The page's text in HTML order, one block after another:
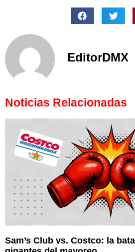
EditorDMX
Noticias Relacionadas
Sam’s Club vs. Costco: la